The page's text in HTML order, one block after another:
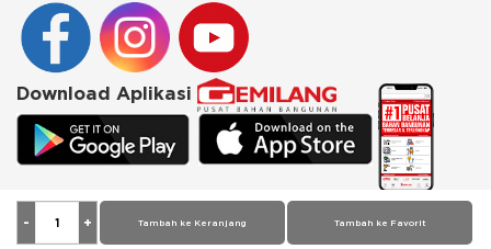
Tambah ke Keranjang Tambah ke Favorit
Download Aplikasi
© 2026 PT Putra Gemilang Prima. All rights reserved